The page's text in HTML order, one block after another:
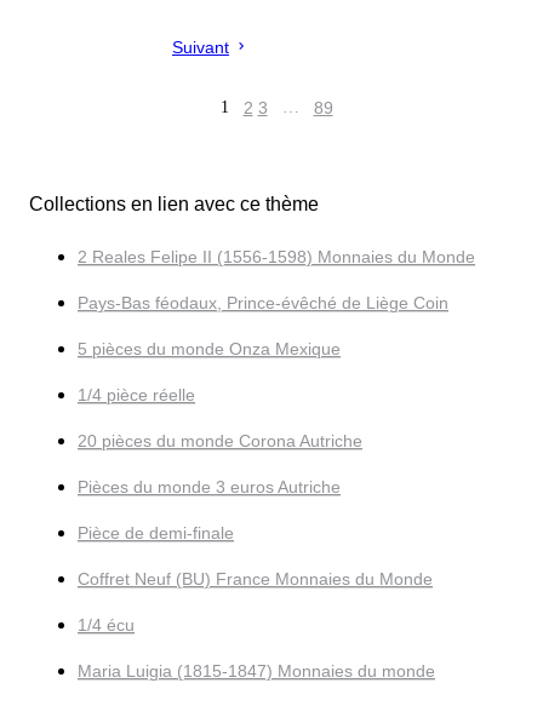
Suivant
1 2 3 … 89
Collections en lien avec ce thème
2 Reales Felipe II (1556-1598) Monnaies du Monde
Pays-Bas féodaux, Prince-évêché de Liège Coin
5 pièces du monde Onza Mexique
1/4 pièce réelle
20 pièces du monde Corona Autriche
Pièces du monde 3 euros Autriche
Pièce de demi-finale
Coffret Neuf (BU) France Monnaies du Monde
1/4 écu
Maria Luigia (1815-1847) Monnaies du monde